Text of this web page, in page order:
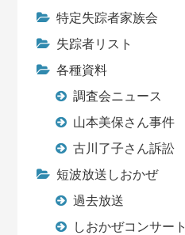
特定失踪者家族会
失踪者リスト
各種資料
調査会ニュース
山本美保さん事件
古川了子さん訴訟
短波放送しおかぜ
過去放送
しおかぜコンサート